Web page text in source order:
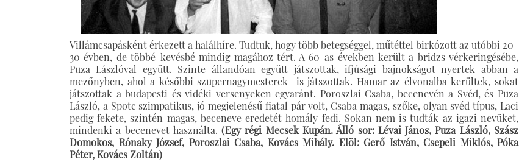
Villámcsapásként érkezett a halálhíre. Tudtuk, hogy több betegséggel, műtéttel birkózott az utóbbi 20-
30 évben, de többé-kevésbé mindig magához tért. A 60-as években került a bridzs vérkeringésébe,
Puza Lászlóval együtt. Szinte állandóan együtt játszottak, ifjúsági bajnokságot nyertek abban a
mezőnyben, ahol a későbbi szupernagymesterek is játszottak. Hamar az élvonalba kerültek, sokat
játszottak a budapesti és vidéki versenyeken egyaránt. Poroszlai Csaba, becenevén a Svéd, és Puza
László, a Spotc szimpatikus, jó megjelenésű fiatal pár volt, Csaba magas, szőke, olyan svéd típus, Laci
pedig fekete, szintén magas, beceneve eredetét homály fedi. Sokan nem is tudták az igazi nevüket,
mindenki a becenevet használta.(Egy régi Mecsek Kupán. Álló sor: Lévai János, Puza László, Szász
Domokos, Rónaky József, Poroszlai Csaba, Kovács Mihály. Elöl: Gerő István, Csepeli Miklós, Póka
Péter, Kovács Zoltán)